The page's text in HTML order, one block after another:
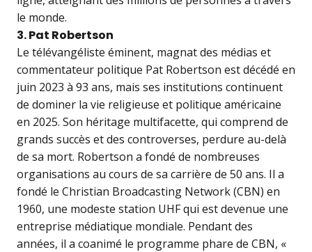
le monde.
3. Pat Robertson
Le télévangéliste éminent, magnat des médias et
commentateur politique Pat Robertson est décédé en
juin 2023 à 93 ans, mais ses institutions continuent
de dominer la vie religieuse et politique américaine
en 2025. Son héritage multifacette, qui comprend de
grands succès et des controverses, perdure au-delà
de sa mort. Robertson a fondé de nombreuses
organisations au cours de sa carrière de 50 ans. Il a
fondé le Christian Broadcasting Network (CBN) en
1960, une modeste station UHF qui est devenue une
entreprise médiatique mondiale. Pendant des
années, il a coanimé le programme phare de CBN, «